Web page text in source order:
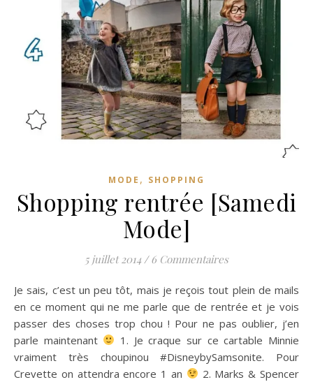
MODE , SHOPPING
Shopping rentrée [Samedi
Mode]
5 juillet 2014 / 6 Commentaires
Je sais, c’est un peu tôt, mais je reçois tout plein de mails
en ce moment qui ne me parle que de rentrée et je vois
passer des choses trop chou ! Pour ne pas oublier, j’en
parle maintenant
1. Je craque sur ce cartable Minnie
vraiment très choupinou #DisneybySamsonite. Pour
Crevette on attendra encore 1 an
2. Marks & Spencer